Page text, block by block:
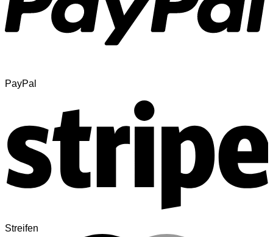
PayPal
Streifen